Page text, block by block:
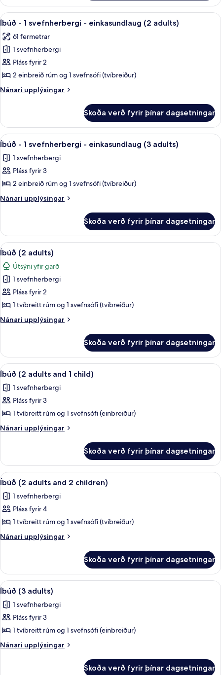
adults
+
2
children)
Floor
Grand
Apartment
adults
+
children)
Skoða
allar
myndir
fyrir
Íbúð
-
1
svefnherbergi
einkasundlaug
(2
adults)
Ofnæmisprófaður sængurfatnaður,
18
Íbúð - 1 svefnherbergi - einkasundlaug (2 adults)
61 fermetrar
1 svefnherbergi
Pláss fyrir 2
2 einbreið rúm og 1 svefnsófi (tvíbreiður)
Nánari upplýsingar
Nánari
-
svefnherbergi
einkasundlaug
(2
Skoða verð fyrir þínar dagsetningar
Skoða
allar
myndir
fyrir
Íbúð
-
-
einkasundlaug
(3
adults)
Ofnæmisprófaður sængurfatnaður,
18
Íbúð - 1 svefnherbergi - einkasundlaug (3 adults)
1 svefnherbergi
Pláss fyrir 3
2 einbreið rúm og 1 svefnsófi (tvíbreiður)
Nánari upplýsingar
Nánari
-
svefnherbergi
einkasundlaug
(3
adults)
Skoða verð fyrir þínar dagsetningar
Skoða
allar
myndir
fyrir
Íbúð
(2
adults)
Ofnæmisprófaður sængurfatnaður,
20
Íbúð (2 adults)
Útsýni yfir garð
1 svefnherbergi
Pláss fyrir 2
1 tvíbreitt rúm og 1 svefnsófi (tvíbreiður)
Nánari upplýsingar
Nánari
(2
adults)
Skoða verð fyrir þínar dagsetningar
Skoða
allar
myndir
fyrir
Íbúð
(2
1
child)
Ofnæmisprófaður sængurfatnaður,
20
Íbúð (2 adults and 1 child)
1 svefnherbergi
Pláss fyrir 3
1 tvíbreitt rúm og 1 svefnsófi (einbreiður)
Nánari upplýsingar
Nánari
(2
adults
and
child)
Skoða verð fyrir þínar dagsetningar
Skoða
allar
myndir
fyrir
Íbúð
(2
2
children)
Ofnæmisprófaður sængurfatnaður,
20
Íbúð (2 adults and 2 children)
1 svefnherbergi
Pláss fyrir 4
1 tvíbreitt rúm og 1 svefnsófi (tvíbreiður)
Nánari upplýsingar
Nánari
(2
adults
and
children)
Skoða verð fyrir þínar dagsetningar
Skoða
allar
myndir
fyrir
Íbúð
(3
Ofnæmisprófaður sængurfatnaður,
20
Íbúð (3 adults)
1 svefnherbergi
Pláss fyrir 3
1 tvíbreitt rúm og 1 svefnsófi (einbreiður)
Nánari upplýsingar
Nánari
Skoða verð fyrir þínar dagsetningar